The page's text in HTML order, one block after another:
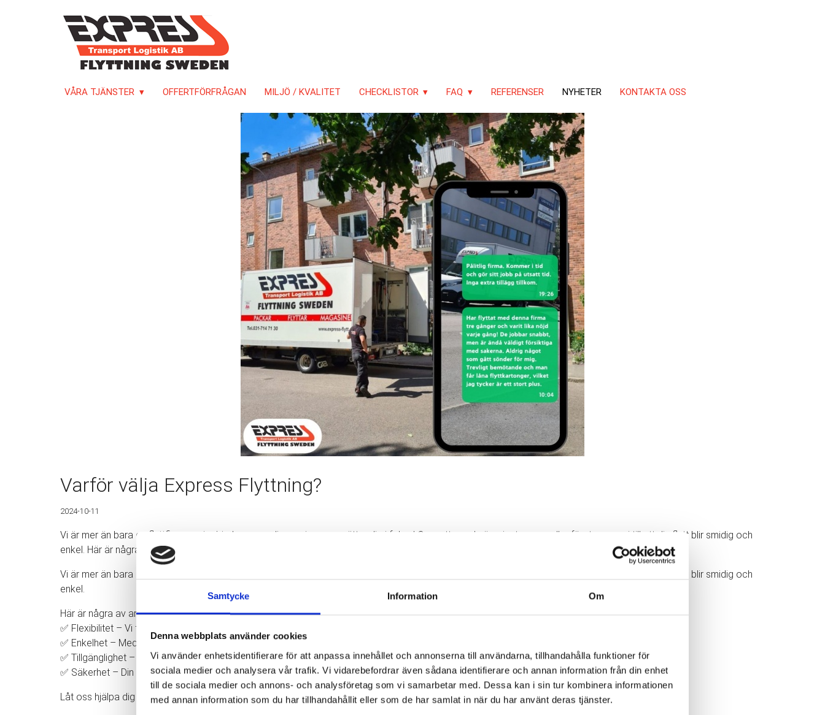
Samtycke Information Om
Denna webbplats använder cookies
Vi använder enhetsidentifierare för att anpassa innehållet och annonserna till användarna, tillhandahålla funktioner för
sociala medier och analysera vår trafik. Vi vidarebefordrar även sådana identifierare och annan information från din enhet
till de sociala medier och annons- och analysföretag som vi samarbetar med. Dessa kan i sin tur kombinera informationen
med annan information som du har tillhandahållit eller som de har samlat in när du har använt deras tjänster.
VÅRA TJÄNSTER OFFERTFÖRFRÅGAN MILJÖ / KVALITET CHECKLISTOR FAQ REFERENSER NYHETER KONTAKTA OSS
Varför välja Express Flyttning?
2024-10-11
Vi är mer än bara en flyttfirma – vi erbjuder personlig service som sätter dig i fokus! Oavsett om du är privatperson eller företag, ser vi till att din flytt blir smidig och
enkel. Här är några av anledningarna till att våra kunder älskar oss.
Vi är mer än bara en flyttfirma – vi erbjuder personlig service som sätter dig i fokus! Oavsett om du är privatperson eller företag, ser vi till att din flytt blir smidig och
enkel.
Här är några av anledningarna till att våra kunder älskar oss:
✅ Flexibilitet – Vi flyttar i hela Göteborg och anpassar oss efter dina behov.
✅ Enkelhet – Med en tydlig offert och möjligheten att betala med kort gör vi din flytt så enkel som möjligt.
✅ Tillgänglighet – Vi finns här för dig, alla dagar i veckan!
✅ Säkerhet – Din trygghet är vår prioritet. Vi har både ansvarsförsäkring och trafiktillstånd.
Låt oss hjälpa dig med din nästa flytt och upplev skillnaden med oss!